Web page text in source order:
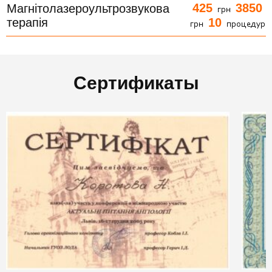
Магнітолазероультрозвукова
терапія
425 грн 3850
грн 10 процедур
Сертификаты